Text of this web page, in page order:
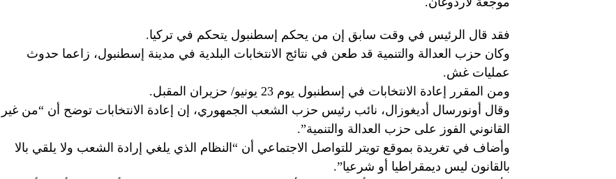
فقد قال الرئيس في وقت سابق إن من يحكم إسطنبول يتحكم في تركيا.
وكان حزب العدالة والتنمية قد طعن في نتائج الانتخابات البلدية في مدينة إسطنبول، زاعما حدوث
عمليات غش.
ومن المقرر إعادة الانتخابات في إسطنبول يوم 23 يونيو/ حزيران المقبل.
وقال أونورسال أديغوزال، نائب رئيس حزب الشعب الجمهوري، إن إعادة الانتخابات توضح أن “من غير
القانوني الفوز على حزب العدالة والتنمية”.
وأضاف في تغريدة بموقع تويتر للتواصل الاجتماعي أن “النظام الذي يلغي إرادة الشعب ولا يلقي بالا
بالقانون ليس ديمقراطيا أو شرعيا”.